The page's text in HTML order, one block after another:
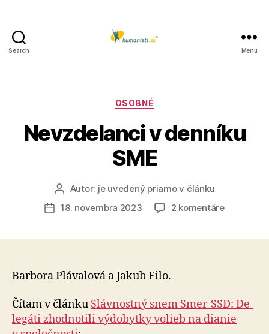
Search Menu
Kategórie
OSOBNÉ
Nevzdelanci v denníku
SME
Autor
článku
Autor: je uvedený priamo v článku
Dátum
18. novembra 2023 2 komentárena
Barbora Plávalová a Jakub Filo.
Čítam v článku Slávnostný snem Smer-SSD: De­
le­gáti zhod­no­tili vý­do­byt­ky volieb na dianie